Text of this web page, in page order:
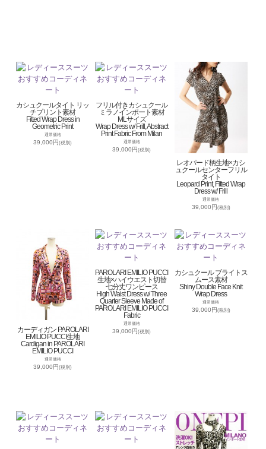
カシュクールタイト リッ
チプリント素材
Fitted Wrap Dress in
Geometric Print
通常価格
39,000円(税別)
フリル付きカシュクール
ミラノインポート素材
MLサイズ
Wrap Dress w/ Frill, Abstract
Print Fabric From Milan
通常価格
39,000円(税別)
レオパード柄生地×カシ
ュクールセンターフリル
タイト
Leopard Print, Fitted Wrap
Dress w/ Frill
通常価格
39,000円(税別)
カーディガン PAROLARI
EMILIO PUCCI生地
Cardigan in PAROLARI
EMILIO PUCCI
通常価格
39,000円(税別)
PAROLARI EMILIO PUCCI
生地×ハイウエスト切替
七分丈ワンピース
High Waist Dress w/ Three
Quarter Sleeve Made of
PAROLARI EMILIO PUCCI
Fabric
通常価格
39,000円(税別)
カシュクール ブライトス
ムース素材
Shiny Double Face Knit
Wrap Dress
通常価格
39,000円(税別)